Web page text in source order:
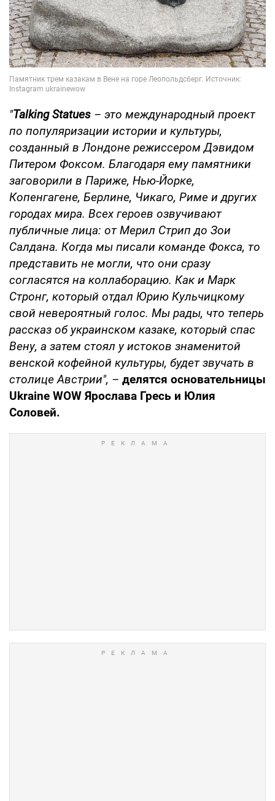
"Talking Statues – это международный проект
по популяризации истории и культуры,
созданный в Лондоне режиссером Дэвидом
Питером Фоксом. Благодаря ему памятники
заговорили в Париже, Нью-Йорке,
Копенгагене, Берлине, Чикаго, Риме и других
городах мира. Всех героев озвучивают
публичные лица: от Мерил Стрип до Зои
Салдана. Когда мы писали команде Фокса, то
представить не могли, что они сразу
согласятся на коллаборацию. Как и Марк
Стронг, который отдал Юрию Кульчицкому
свой невероятный голос. Мы рады, что теперь
рассказ об украинском казаке, который спас
Вену, а затем стоял у истоков знаменитой
венской кофейной культуры, будет звучать в
столице Австрии", – делятся основательницы
Ukraine WOW Ярослава Гресь и Юлия
Соловей.